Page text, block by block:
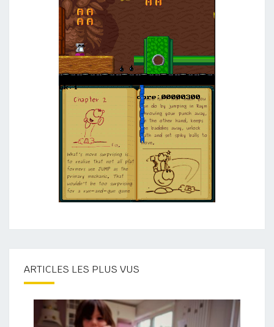
ARTICLES LES PLUS VUS